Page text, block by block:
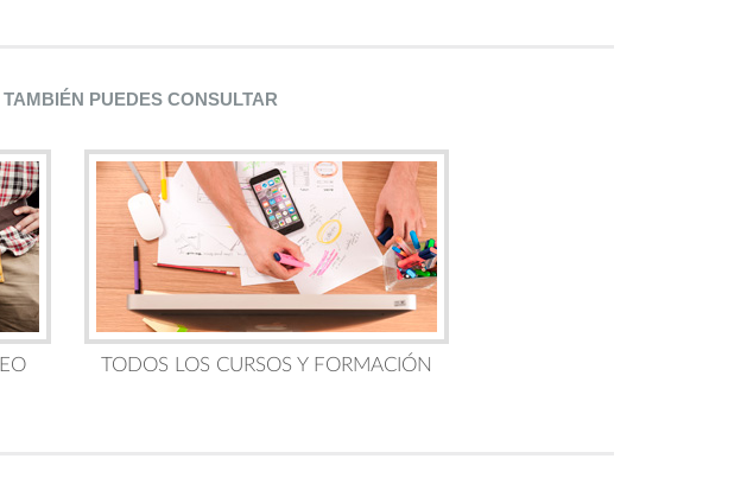
TAMBIÉN PUEDES CONSULTAR
TODOS LOS CURSOS Y FORMACIÓN